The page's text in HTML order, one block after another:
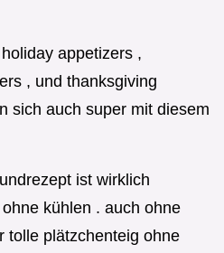
appetizers ,
, und thanksgiving
sich auch super mit diesem
ist wirklich
kühlen . auch ohne
tolle plätzchenteig ohne